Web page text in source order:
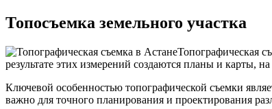
Топосъемка земельного участка
Топографическая
результате этих измерений создаются планы и карты,
Ключевой особенностью топографической съемки
важно для точного планирования и проектирования